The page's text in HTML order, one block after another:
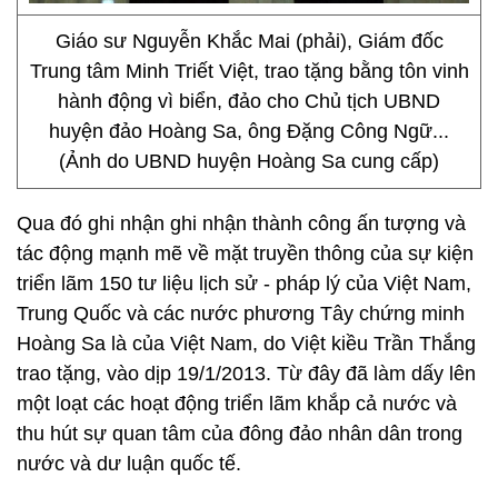
Giáo sư Nguyễn Khắc Mai (phải), Giám đốc
Trung tâm Minh Triết Việt, trao tặng bằng tôn vinh
hành động vì biển, đảo cho Chủ tịch UBND
huyện đảo Hoàng Sa, ông Đặng Công Ngữ...
(Ảnh do UBND huyện Hoàng Sa cung cấp)
Qua đó ghi nhận ghi nhận thành công ấn tượng và
tác động mạnh mẽ về mặt truyền thông của sự kiện
triển lãm 150 tư liệu lịch sử - pháp lý của Việt Nam,
Trung Quốc và các nước phương Tây chứng minh
Hoàng Sa là của Việt Nam, do Việt kiều Trần Thắng
trao tặng, vào dịp 19/1/2013. Từ đây đã làm dấy lên
một loạt các hoạt động triển lãm khắp cả nước và
thu hút sự quan tâm của đông đảo nhân dân trong
nước và dư luận quốc tế.